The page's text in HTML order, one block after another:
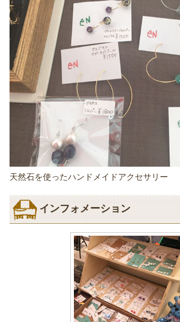
天然石を使ったハンドメイドアクセサリー
インフォメーション